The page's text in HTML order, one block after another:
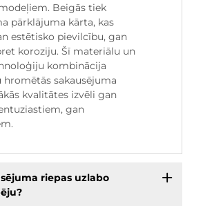
Beigās tiek
pārklājuma kārta, kas
estētisko pievilcību, gan
koroziju. Šī materiālu un
kombinācija
hromētās sakausējuma
kvalitātes izvēli gan
gan
riepas uzlabo